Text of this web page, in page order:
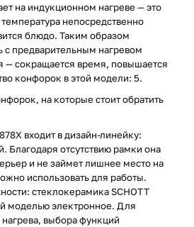
на индукционном нагреве — это
непосредственно
блюдо. Таким образом
с предварительным нагревом
— сокращается время, повышается
конфорок в этой модели: 5.
на которые стоит обратить
входит в дизайн-линейку:
Благодаря отсутствию рамки она
и не займет лишнее место на
использовать для работы.
стеклокерамика SCHOTT
моделью электронное. Для
выбора функций